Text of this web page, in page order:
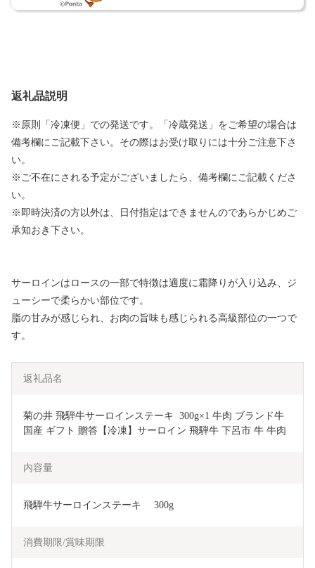
返礼品説明
※原則「冷凍便」での発送です。「冷蔵発送」をご希望の場合は
備考欄にご記載下さい。その際はお受け取りには十分ご注意下さ
い。
※ご不在にされる予定がございましたら、備考欄にご記載くださ
い。
※即時決済の方以外は、日付指定はできませんのであらかじめご
承知おき下さい。
サーロインはロースの一部で特徴は適度に霜降りが入り込み、ジ
ューシーで柔らかい部位です。
脂の甘みが感じられ、お肉の旨味も感じられる高級部位の一つで
す。
返礼品名
菊の井 飛騨牛サーロインステーキ  300g×1 牛肉 ブランド牛
国産 ギフト 贈答【冷凍】サーロイン 飛騨牛 下呂市 牛 牛肉
内容量
飛騨牛サーロインステーキ　 300g
消費期限/賞味期限